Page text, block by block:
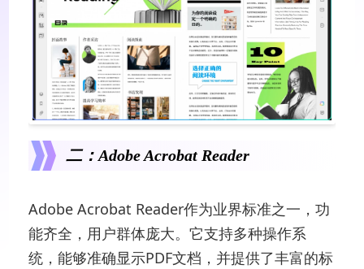
二：Adobe Acrobat Reader
Adobe Acrobat Reader作为业界标准之一，功
能齐全，用户群体庞大。它支持多种操作系
统，能够准确显示PDF文档，并提供了丰富的标